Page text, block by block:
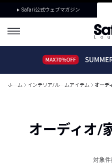
Safari公式ウェブマガジン
ホーム インテリア/ルームアイテム オーデ
オーディオ/
対象